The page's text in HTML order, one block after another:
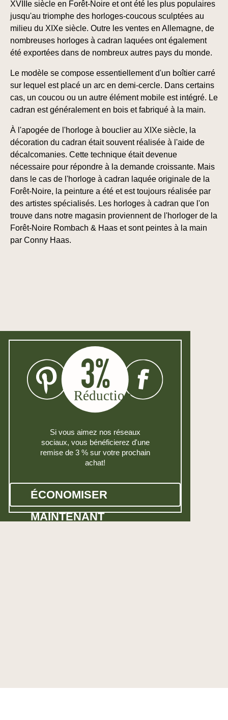
XVIIIe siècle en Forêt-Noire et ont été les plus populaires
jusqu'au triomphe des horloges-coucous sculptées au
milieu du XIXe siècle. Outre les ventes en Allemagne, de
nombreuses horloges à cadran laquées ont également
été exportées dans de nombreux autres pays du monde.
Le modèle se compose essentiellement d'un boîtier carré
sur lequel est placé un arc en demi-cercle. Dans certains
cas, un coucou ou un autre élément mobile est intégré. Le
cadran est généralement en bois et fabriqué à la main.
À l'apogée de l'horloge à bouclier au XIXe siècle, la
décoration du cadran était souvent réalisée à l'aide de
décalcomanies. Cette technique était devenue
nécessaire pour répondre à la demande croissante. Mais
dans le cas de l'horloge à cadran laquée originale de la
Forêt-Noire, la peinture a été et est toujours réalisée par
des artistes spécialisés. Les horloges à cadran que l'on
trouve dans notre magasin proviennent de l'horloger de la
Forêt-Noire Rombach & Haas et sont peintes à la main
par Conny Haas.
Si vous aimez nos réseaux
sociaux, vous bénéficierez d'une
remise de 3 % sur votre prochain
achat!
ÉCONOMISER
MAINTENANT